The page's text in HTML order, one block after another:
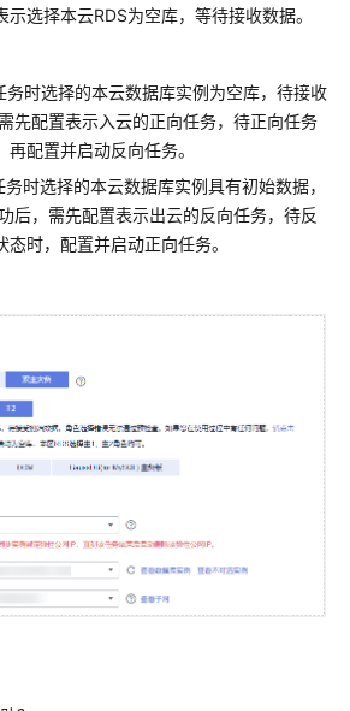
选择本云RDS为空库，等待接收数据。
务时选择的本云数据库实例为空库，待接收
先配置表示入云的正向任务，待正向任务
再配置并启动反向任务。
时选择的本云数据库实例具有初始数据，
后，需先配置表示出云的反向任务，待反
态时，配置并启动正向任务。